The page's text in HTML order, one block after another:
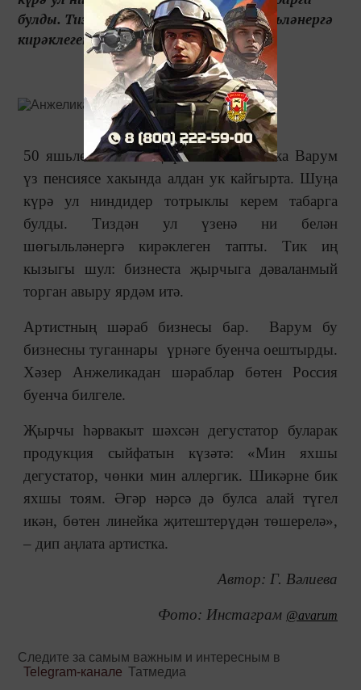
булды. Тиздән ул үзенә ни белән шөгыльләнергә
кирәклеген тапты. Тик иң кызыг...
50 яшьлек Россия җырчысы Анжелика Варум
үз пенсиясе хакында алдан ук кайгырта. Шуңа
күрә ул ниндидер тотрыклы керем табарга
булды. Тиздән ул үзенә ни белән
шөгыльләнергә кирәклеген тапты. Тик иң
кызыгы шул: бизнеста җырчыга дәваланмый
торган авыру ярдәм итә.
Артистның шәраб бизнесы бар. Варум бу
бизнесны туганнары үрнәге буенча оештырды.
Хәзер Анжеликадан шәраблар бөтен Россия
буенча билгеле.
Җырчы һәрвакыт шәхсән дегустатор буларак
продукция сыйфатын күзәтә: «Мин яхшы
дегустатор, чөнки мин аллергик. Шикәрне бик
яхшы тоям. Әгәр нәрсә дә булса алай түгел
икән, бөтен линейка җитештерүдән төшерелә»,
– дип аңлата артистка.
Автор: Г. Вәлиева
Фото: Инстаграм @avarum
Следите за самым важным и интересным в
Telegram-канале Татмедиа